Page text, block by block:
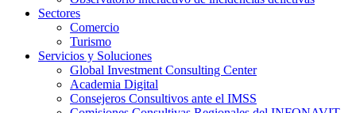
Sectores
Comercio
Turismo
Servicios y Soluciones
Global Investment Consulting Center
Academia Digital
Consejeros Consultivos ante el IMSS